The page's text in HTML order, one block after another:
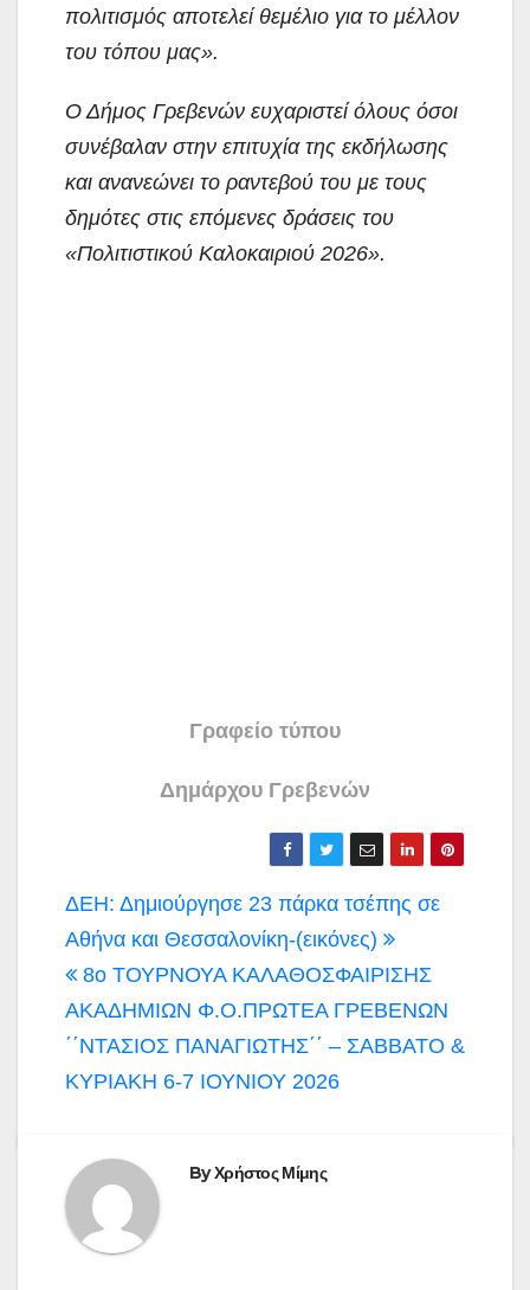
πολιτισμός αποτελεί θεμέλιο για το μέλλον
του τόπου μας».
Ο Δήμος Γρεβενών ευχαριστεί όλους όσοι
συνέβαλαν στην επιτυχία της εκδήλωσης
και ανανεώνει το ραντεβού του με τους
δημότες στις επόμενες δράσεις του
«Πολιτιστικού Καλοκαιριού 2026».
Γραφείο τύπου
Δημάρχου Γρεβενών
Πλοήγηση
άρθρων
ΔΕΗ: Δημιούργησε 23 πάρκα τσέπης σε
Αθήνα και Θεσσαλονίκη-(εικόνες)
8ο ΤΟΥΡΝΟΥΑ ΚΑΛΑΘΟΣΦΑΙΡΙΣΗΣ
ΑΚΑΔΗΜΙΩΝ Φ.Ο.ΠΡΩΤΕΑ ΓΡΕΒΕΝΩΝ
΄΄ΝΤΑΣΙΟΣ ΠΑΝΑΓΙΩΤΗΣ΄΄ – ΣΑΒΒΑΤΟ &
ΚΥΡΙΑΚΗ 6-7 ΙΟΥΝΙΟΥ 2026
ByΧρήστος Μίμης